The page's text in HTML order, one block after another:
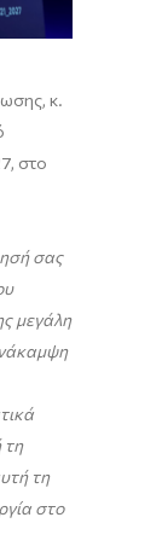
κ.
στο
σας
μεγάλη
τη
τη
στο